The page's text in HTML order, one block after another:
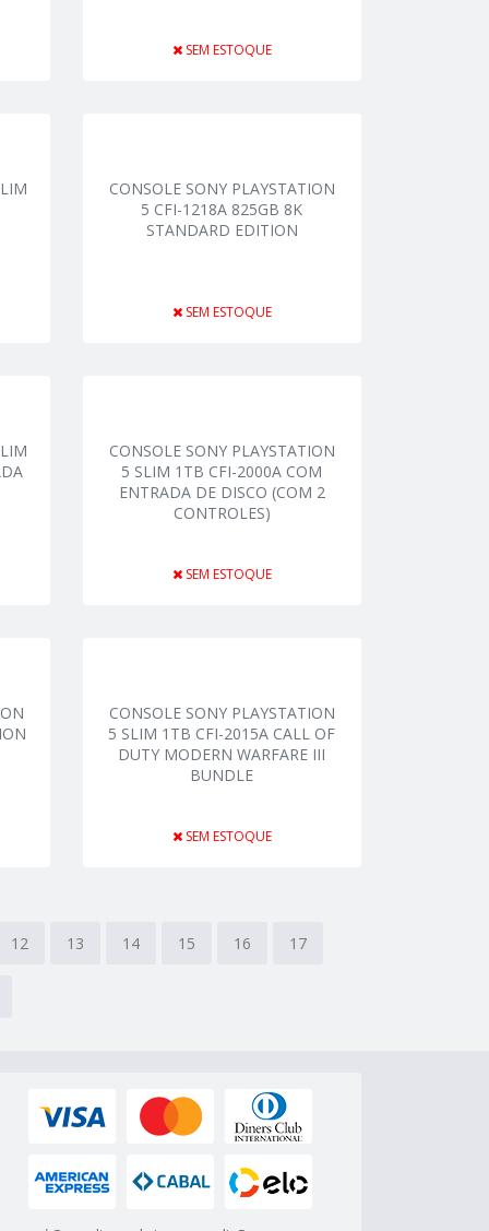
SEM ESTOQUE
CONSOLE SONY PLAYSTATION
5 CFI-1218A 825GB 8K
STANDARD EDITION
SEM ESTOQUE
CONSOLE SONY PLAYSTATION
5 SLIM 1TB CFI-2000A COM
ENTRADA DE DISCO (COM 2
CONTROLES)
SEM ESTOQUE
CONSOLE SONY PLAYSTATION
5 SLIM 1TB CFI-2015A CALL OF
DUTY MODERN WARFARE III
BUNDLE
SEM ESTOQUE
12 13 14 15 16 17